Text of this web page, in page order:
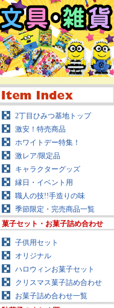
2丁目ひみつ基地トップ
激安！特売商品
ホワイトデー特集！
激レア/限定品
キャラクターグッズ
縁日・イベント用
職人の技!!手造りの味
季節限定・完売商品一覧
菓子セット・お菓子詰め合わせ
子供用セット
オリジナル
ハロウィンお菓子セット
クリスマス菓子詰め合わせ
お菓子詰め合わせ一覧